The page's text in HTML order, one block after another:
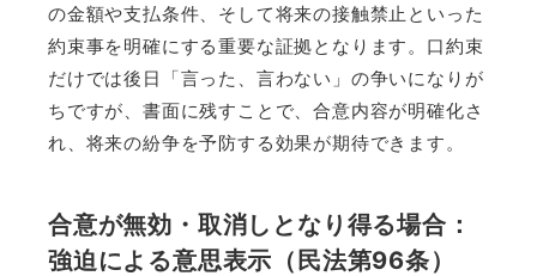
の金額や支払条件、そして将来の接触禁止といった
約束事を明確にする重要な証拠となります。口約束
だけでは後日「言った、言わない」の争いになりが
ちですが、書面に残すことで、合意内容が明確化さ
れ、将来の紛争を予防する効果が期待できます。
合意が無効・取消しとなり得る場合：
強迫による意思表示（民法第96条）